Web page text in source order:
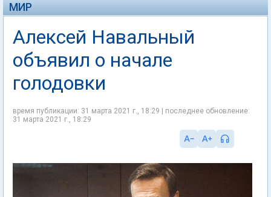
МИР
Алексей Навальный
объявил о начале
голодовки
время публикации: 31 марта 2021 г., 18:29 | последнее обновление:
31 марта 2021 г., 18:29